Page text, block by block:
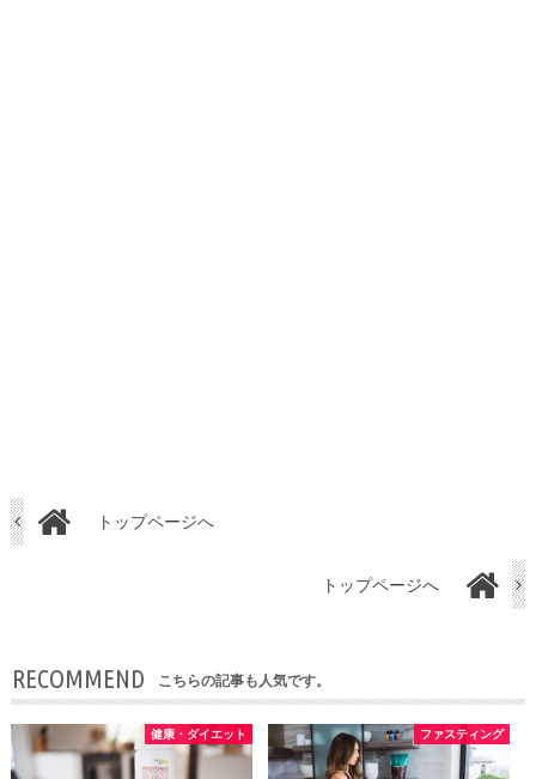
トップページへ
トップページへ
RECOMMEND こちらの記事も人気です。
健康・ダイエット ファスティング